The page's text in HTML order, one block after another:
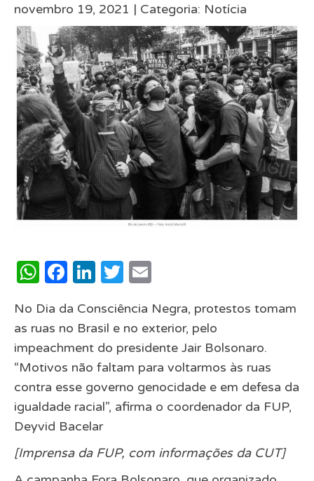
novembro 19, 2021 | Categoria: Notícia
WhatsApp
Facebook
LinkedIn
Twitter
No Dia da Consciência Negra, protestos tomam
as ruas no Brasil e no exterior, pelo
impeachment do presidente Jair Bolsonaro.
“Motivos não faltam para voltarmos às ruas
contra esse governo genocidade e em defesa da
igualdade racial”, afirma o coordenador da FUP,
Deyvid Bacelar
[Imprensa da FUP, com informações da CUT]